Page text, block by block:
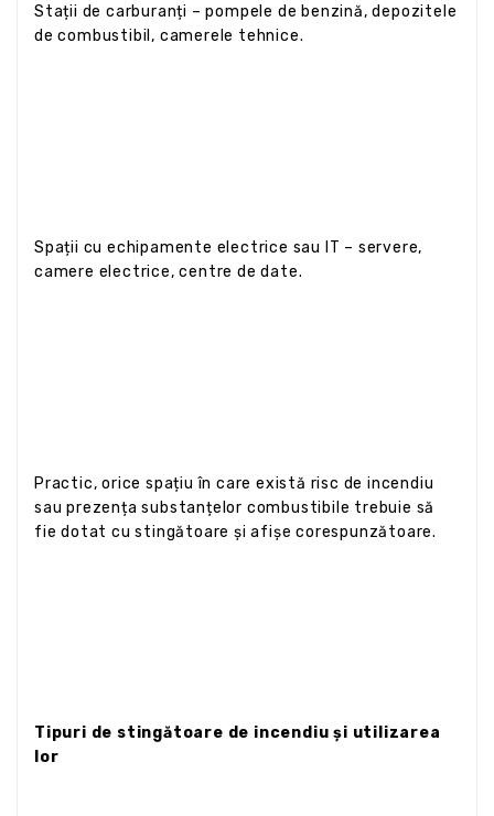
Stații de carburanți – pompele de benzină, depozitele
de combustibil, camerele tehnice.
Spații cu echipamente electrice sau IT – servere,
camere electrice, centre de date.
Practic, orice spațiu în care există risc de incendiu
sau prezența substanțelor combustibile trebuie să
fie dotat cu stingătoare și afișe corespunzătoare.
Tipuri de stingătoare de incendiu și utilizarea
lor